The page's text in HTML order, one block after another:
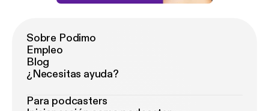
Sobre Podimo
Empleo
Blog
¿Necesitas ayuda?
Para podcasters